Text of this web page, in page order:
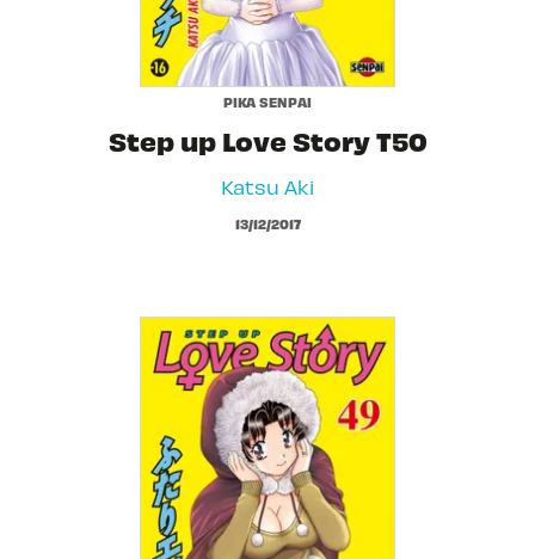
PIKA SENPAI
Step up Love Story T50
Katsu Aki
13/12/2017